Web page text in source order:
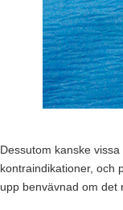
Dessutom kanske
kontraindikationer, och
upp benvävnad om det